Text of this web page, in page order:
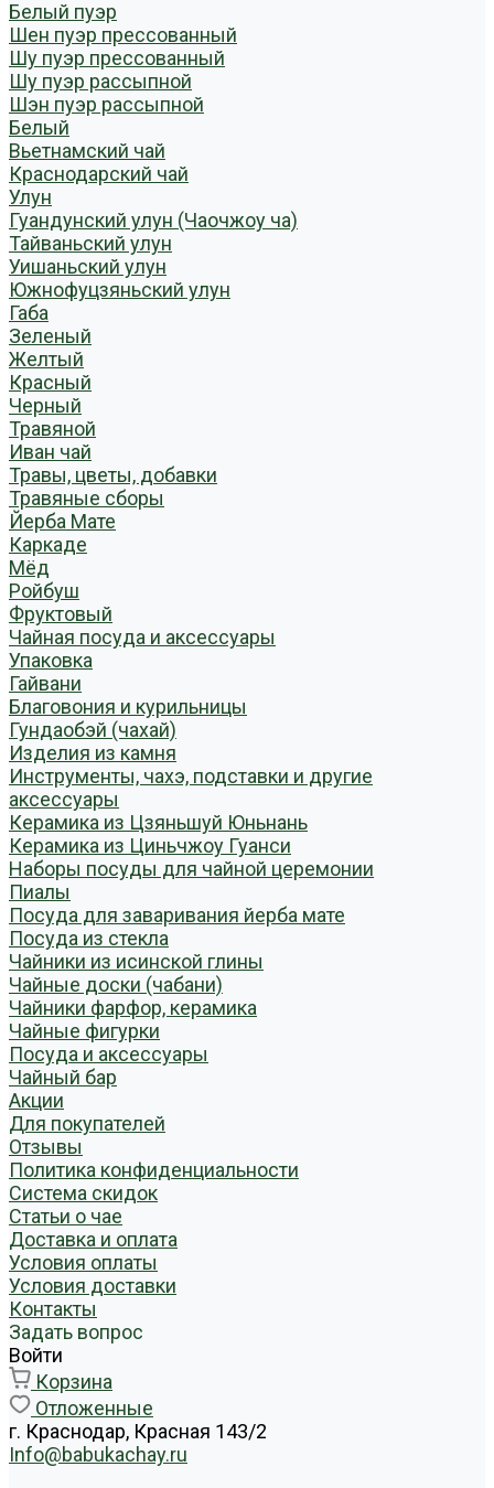
Белый пуэр
Шен пуэр прессованный
Шу пуэр прессованный
Шу пуэр рассыпной
Шэн пуэр рассыпной
Белый
Вьетнамский чай
Краснодарский чай
Улун
Гуандунский улун (Чаочжоу ча)
Тайваньский улун
Уишаньский улун
Южнофуцзяньский улун
Габа
Зеленый
Желтый
Красный
Черный
Травяной
Иван чай
Травы, цветы, добавки
Травяные сборы
Йерба Мате
Каркаде
Мёд
Ройбуш
Фруктовый
Чайная посуда и аксессуары
Упаковка
Гайвани
Благовония и курильницы
Гундаобэй (чахай)
Изделия из камня
Инструменты, чахэ, подставки и другие
аксессуары
Керамика из Цзяньшуй Юньнань
Керамика из Циньчжоу Гуанси
Наборы посуды для чайной церемонии
Пиалы
Посуда для заваривания йерба мате
Посуда из стекла
Чайники из исинской глины
Чайные доски (чабани)
Чайники фарфор, керамика
Чайные фигурки
Посуда и аксессуары
Чайный бар
Акции
Для покупателей
Отзывы
Политика конфиденциальности
Система скидок
Статьи о чае
Доставка и оплата
Условия оплаты
Условия доставки
Контакты
Задать вопрос
Войти
Корзина
Отложенные
г. Краснодар, Красная 143/2
Info@babukachay.ru